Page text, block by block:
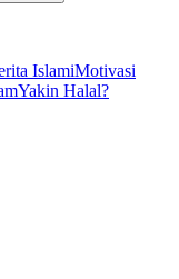
IslamiMotivasi
Yakin Halal?